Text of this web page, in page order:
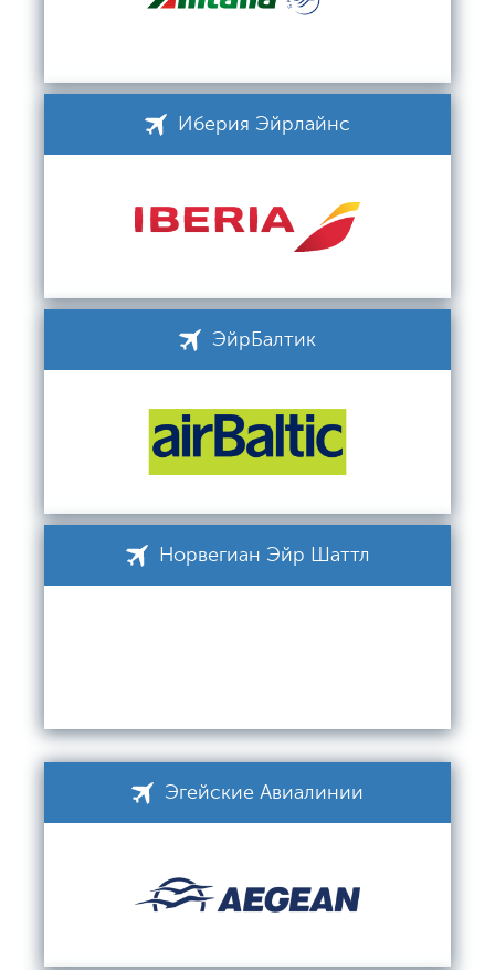
Иберия Эйрлайнс
ЭйрБалтик
Норвегиан Эйр Шаттл
Эгейские Авиалинии